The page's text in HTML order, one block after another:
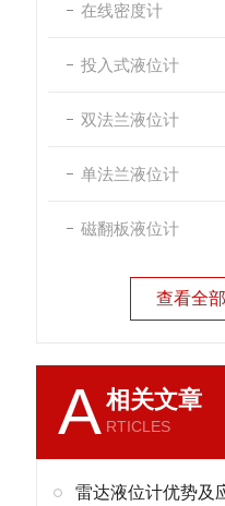
在线密度计
投入式液位计
双法兰液位计
单法兰液位计
磁翻板液位计
查看全部
A相关文章
RTICLES
雷达液位计优势及